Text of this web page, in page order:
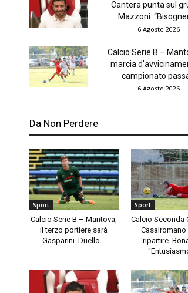
Cantera punta sul
Mazzoni:
6 Agosto 2026
Calcio Serie B –
marcia
campionato
6 Agosto 2026
Da Non Perdere
Sport
Calcio Serie B – Mantova,
il terzo portiere sarà
Gasparini. Duello...
Sport
Calcio Seconda
–
ripartire.